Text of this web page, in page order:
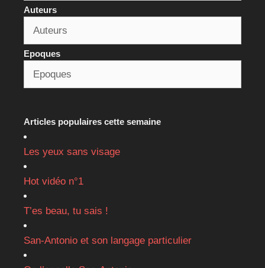
Auteurs
Epoques
Articles populaires cette semaine
Les yeux sans visage
Hot vidéo n°1
T’es beau, tu sais !
San-Antonio et son langage particulier